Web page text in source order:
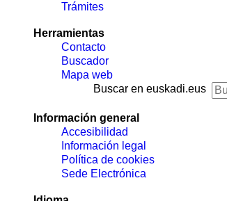
Trámites
Herramientas
Contacto
Buscador
Mapa web
Buscar en euskadi.eus
Información general
Accesibilidad
Información legal
Política de cookies
Sede Electrónica